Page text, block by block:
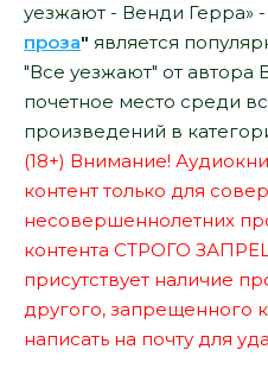
уезжают - Венди Герра» -
проза" является
"Все уезжают" от автора
почетное место среди
произведений в
(18+) Внимание!
контент только для
несовершеннолетних
контента СТРОГО
присутствует наличие
другого, запрещенного
написать на почту для